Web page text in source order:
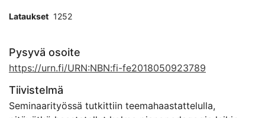
Lataukset 1252
Pysyvä osoite
https://urn.fi/URN:NBN:fi-fe2018050923789
Tiivistelmä
Seminaarityössä tutkittiin teemahaastattelulla,